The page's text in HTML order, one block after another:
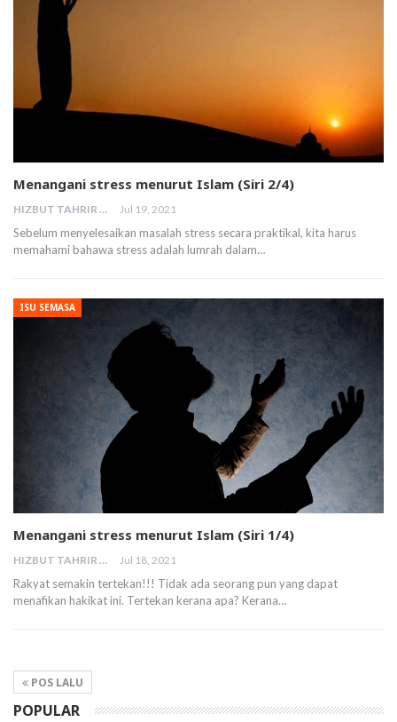
Menangani stress menurut Islam (Siri 2/4)
HIZBUT TAHRIR MALAYSIA Jul 19, 2021
Sebelum menyelesaikan masalah stress secara praktikal, kita harus
memahami bahawa stress adalah lumrah dalam…
ISU SEMASA
Menangani stress menurut Islam (Siri 1/4)
HIZBUT TAHRIR MALAYSIA Jul 18, 2021
Rakyat semakin tertekan!!! Tidak ada seorang pun yang dapat
menafikan hakikat ini. Tertekan kerana apa? Kerana…
POS LALU
POPULAR